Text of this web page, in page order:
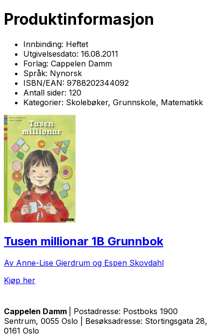
Produktinformasjon
Innbinding: Heftet
Utgivelsesdato: 16.08.2011
Forlag: Cappelen Damm
Språk: Nynorsk
ISBN/EAN: 9788202344092
Antall sider: 120
Kategorier: Skolebøker, Grunnskole, Matematikk
Tusen millionar 1B Grunnbok
Av Anne-Lise Gjerdrum og Espen Skovdahl
Kjøp her
Cappelen Damm
| Postadresse: Postboks 1900
Sentrum, 0055 Oslo | Besøksadresse: Stortingsgata 28,
0161 Oslo